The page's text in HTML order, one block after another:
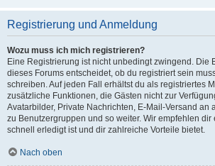
Registrierung und Anmeldung
Wozu muss ich mich registrieren?
Eine Registrierung ist nicht unbedingt zwingend. Die
dieses Forums entscheidet, ob du registriert sein
schreiben. Auf jeden Fall erhältst du als registriertes
zusätzliche Funktionen, die Gästen nicht zur
Avatarbilder, Private Nachrichten, E-Mail-Versand an
zu Benutzergruppen und so weiter. Wir empfehlen dir
schnell erledigt ist und dir zahlreiche Vorteile bietet.
Nach oben